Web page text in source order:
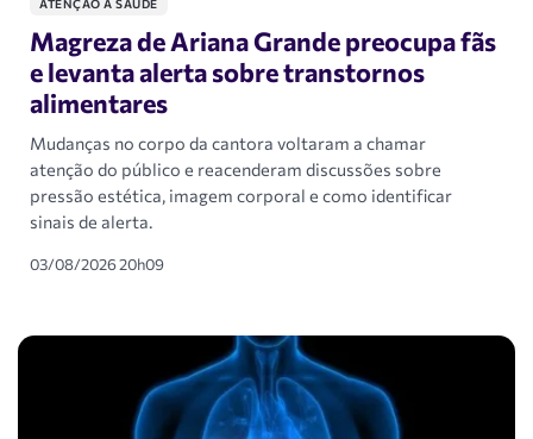
ATENÇÃO À SAÚDE
Magreza de Ariana Grande preocupa fãs
e levanta alerta sobre transtornos
alimentares
Mudanças no corpo da cantora voltaram a chamar
atenção do público e reacenderam discussões sobre
pressão estética, imagem corporal e como identificar
sinais de alerta.
03/08/2026 20h09